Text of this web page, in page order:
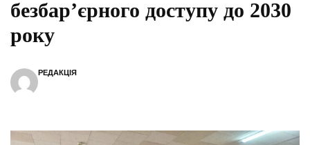
безбар’єрного доступу до 2030
року
РЕДАКЦІЯ